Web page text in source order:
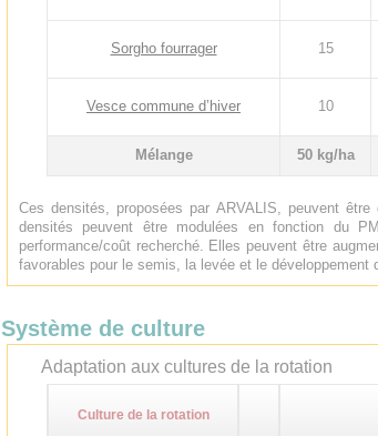
Sorgho fourrager 15
Vesce commune d’hiver 10
Mélange 50 kg/ha
Ces densités, proposées par ARVALIS, peuvent
densités peuvent être modulées en fonction du
performance/coût recherché. Elles peuvent être
favorables pour le semis, la levée et le
Système de culture
Adaptation aux cultures de la rotation
Culture de la rotation